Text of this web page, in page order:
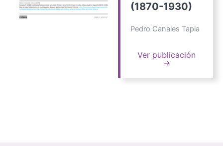
(1870-1930)
Pedro Canales Tapia
Ver publicación
→